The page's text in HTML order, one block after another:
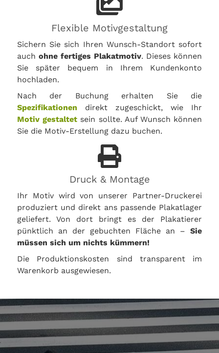
Flexible Motivgestaltung
Sichern Sie sich Ihren Wunsch-Standort sofort
auch ohne fertiges Plakatmotiv. Dieses können
Sie später bequem in Ihrem Kundenkonto
hochladen.
Nach der Buchung erhalten Sie die
Spezifikationen direkt zugeschickt, wie Ihr
Motiv gestaltet sein sollte. Auf Wunsch können
Sie die Motiv-Erstellung dazu buchen.
Druck & Montage
Ihr Motiv wird von unserer Partner-Druckerei
produziert und direkt ans passende Plakatlager
geliefert. Von dort bringt es der Plakatierer
pünktlich an der gebuchten Fläche an – Sie
müssen sich um nichts kümmern!
Die Produktionskosten sind transparent im
Warenkorb ausgewiesen.